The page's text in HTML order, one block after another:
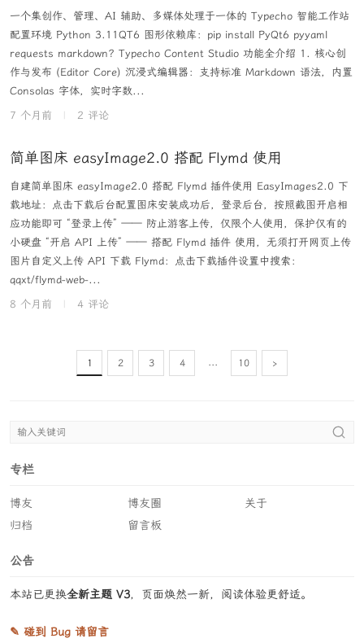
一个集创作、管理、AI 辅助、多媒体处理于一体的 Typecho 智能工作站
配置环境 Python 3.11QT6 图形依赖库：pip install PyQt6 pyyaml
requests markdown? Typecho Content Studio 功能全介绍 1. 核心创
作与发布 (Editor Core) 沉浸式编辑器：支持标准 Markdown 语法，内置
Consolas 字体，实时字数...
7 个月前
2 评论
简单图床 easyImage2.0 搭配 Flymd 使用
自建简单图床 easyImage2.0 搭配 Flymd 插件使用 EasyImages2.0 下
载地址：点击下载后台配置图床安装成功后，登录后台，按照截图开启相
应功能即可 “登录上传” —— 防止游客上传，仅限个人使用，保护仅有的
小硬盘 “开启 API 上传” —— 搭配 Flymd 插件 使用，无须打开网页上传
图片自定义上传 API 下载 Flymd：点击下载插件设置中搜索：
qqxt/flymd-web-...
8 个月前
4 评论
1 2 3 4 ... 10 ›
专栏
博友 博友圈
关于
归档
留言板
公告
本站已更换全新主题 V3，页面焕然一新，阅读体验更舒适。
✎ 碰到 Bug 请留言